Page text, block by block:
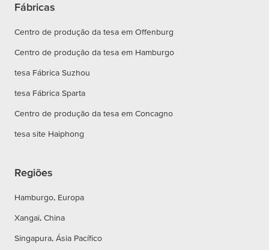
Fábricas
Centro de produção da tesa em Offenburg
Centro de produção da tesa em Hamburgo
tesa Fábrica Suzhou
tesa Fábrica Sparta
Centro de produção da tesa em Concagno
tesa site Haiphong
Regiões
Hamburgo, Europa
Xangai, China
Singapura, Ásia Pacífico